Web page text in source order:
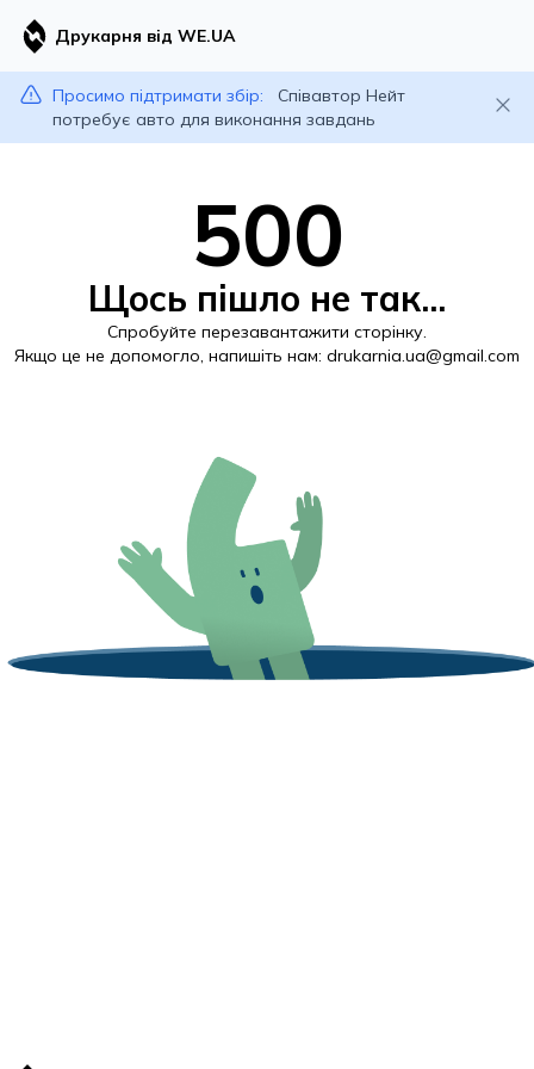
Друкарня від WE.UA
Просимо підтримати збір:
Співавтор Нейт
потребує авто для виконання завдань
500
Щось пішло не так...
Спробуйте перезавантажити сторінку.
Якщо це не допомогло, напишіть нам: drukarnia.ua@gmail.com